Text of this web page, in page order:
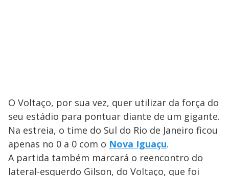
O Voltaço, por sua vez, quer utilizar da força do
seu estádio para pontuar diante de um gigante.
Na estreia, o time do Sul do Rio de Janeiro ficou
apenas no 0 a 0 com o Nova Iguaçu.
A partida também marcará o reencontro do
lateral-esquerdo Gilson, do Voltaço, que foi